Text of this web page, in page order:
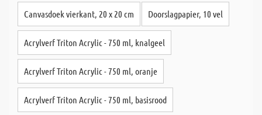
Canvasdoek vierkant, 20 x 20 cm Doorslagpapier, 10 vel
Acrylverf Triton Acrylic - 750 ml, knalgeel
Acrylverf Triton Acrylic - 750 ml, oranje
Acrylverf Triton Acrylic - 750 ml, basisrood